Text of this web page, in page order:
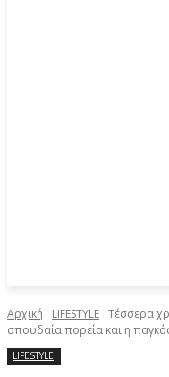
Αρχική LIFESTYLE Τέσσερα
σπουδαία πορεία και η
LIFESTYLE